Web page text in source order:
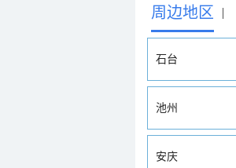
周边地区 |
石台
池州
安庆